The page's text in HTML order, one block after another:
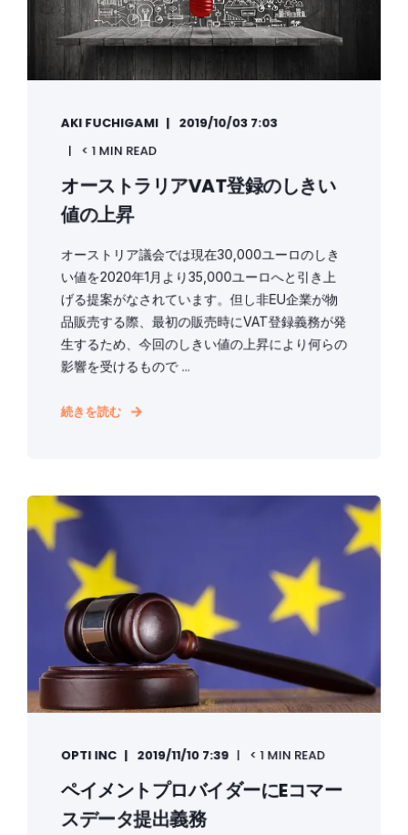
AKI FUCHIGAMI
2019/10/03 7:03
< 1 MIN READ
オーストラリアVAT登録のしきい
値の上昇
オーストリア議会では現在30,000ユーロのしき
い値を2020年1月より35,000ユーロへと引き上
げる提案がなされています。但し非EU企業が物
品販売する際、最初の販売時にVAT登録義務が発
生するため、今回のしきい値の上昇により何らの
影響を受けるもので ...
続きを読む
OPTI INC 2019/11/10 7:39 < 1 MIN READ
ペイメントプロバイダーにEコマー
スデータ提出義務